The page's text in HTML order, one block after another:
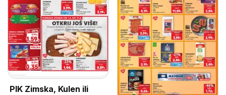
PIK Zimska, Kulen ili